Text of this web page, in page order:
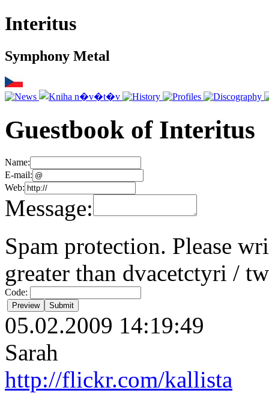
Interitus
Symphony Metal
Guestbook of Interitus
Name:
E-mail:
Web:
Message:
Spam protection. Please
greater than dvacetctyri /
Code:
05.02.2009 14:19:49
Sarah
http://flickr.com/kallista